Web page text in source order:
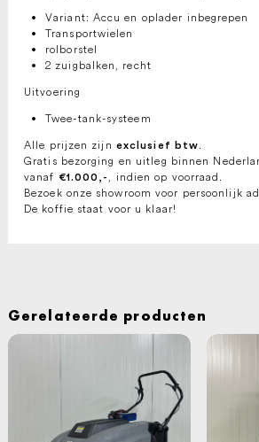
Variant: Accu en oplader inbegrepen
Transportwielen
rolborstel
2 zuigbalken, recht
Uitvoering
Twee-tank-systeem
Alle prijzen zijn exclusief btw.
Gratis bezorging en uitleg binnen
vanaf €1.000,- , indien op voorraad.
Bezoek onze showroom voor persoonlijk
De koffie staat voor u klaar!
Gerelateerde producten